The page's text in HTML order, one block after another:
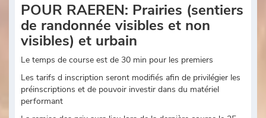
POUR RAEREN: Prairies (sentiers
de randonnée visibles et non
visibles) et urbain
Le temps de course est de 30 min pour les premiers
Les tarifs d inscription seront modifiés afin de privilégier les
préinscriptions et de pouvoir investir dans du matériel
performant